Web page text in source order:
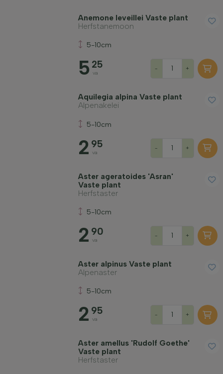
Anemone leveillei Vaste plant
Herfstanemoon
5-10cm
5 25
va
- +
Aquilegia alpina Vaste plant
Alpenakelei
5-10cm
2 95
va
- +
Aster ageratoides 'Asran'
Vaste plant
Herfstaster
5-10cm
2 90
va
- +
Aster alpinus Vaste plant
Alpenaster
5-10cm
2 95
va
- +
Aster amellus 'Rudolf Goethe'
Vaste plant
Herfstaster